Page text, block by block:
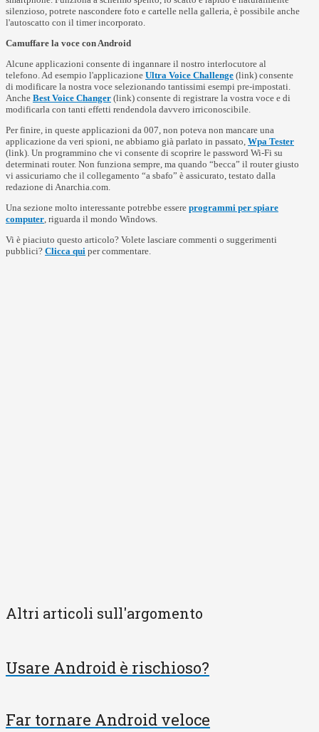
silenzioso, potrete nascondere foto e cartelle nella galleria, è possibile anche
l'autoscatto con il timer incorporato.
Camuffare la voce con Android
Alcune applicazioni consente di ingannare il nostro interlocutore al
telefono. Ad esempio l'applicazione Ultra Voice Challenge (link) consente
di modificare la nostra voce selezionando tantissimi esempi pre-impostati.
Anche Best Voice Changer (link) consente di registrare la vostra voce e di
modificarla con tanti effetti rendendola davvero irriconoscibile.
Per finire, in queste applicazioni da 007, non poteva non mancare una
applicazione da veri spioni, ne abbiamo già parlato in passato, Wpa Tester
(link). Un programmino che vi consente di scoprire le password Wi-Fi su
determinati router. Non funziona sempre, ma quando “becca” il router giusto
vi assicuriamo che il collegamento “a sbafo” è assicurato, testato dalla
redazione di Anarchia.com.
Una sezione molto interessante potrebbe essere programmi per spiare
computer , riguarda il mondo Windows.
Vi è piaciuto questo articolo? Volete lasciare commenti o suggerimenti
pubblici? Clicca qui per commentare.
Altri articoli sull'argomento
Usare Android è rischioso?
Far tornare Android veloce